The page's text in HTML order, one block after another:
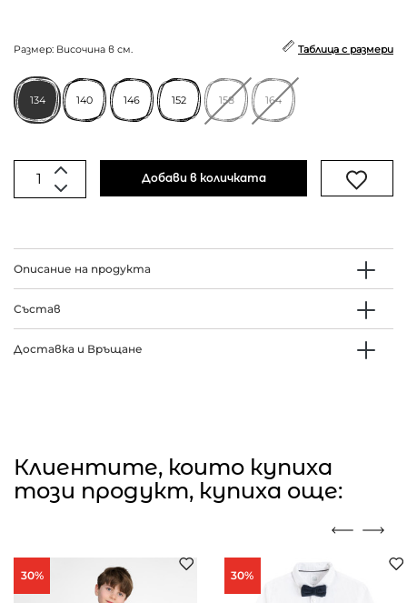
Размер: Височина в см. Таблица с размери
134 140 146 152 158 164
Добави в количката
Описание на продукта
Състав
Доставка и Връщане
Клиентите, които купиха
този продукт, купиха още:
30% 30%